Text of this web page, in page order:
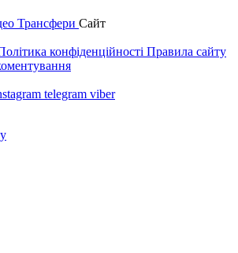
Трансфери Сайт
конфіденційності Правила сайту
telegram viber